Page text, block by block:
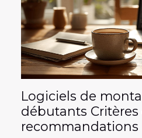
Logiciels de
débutants
recommandations